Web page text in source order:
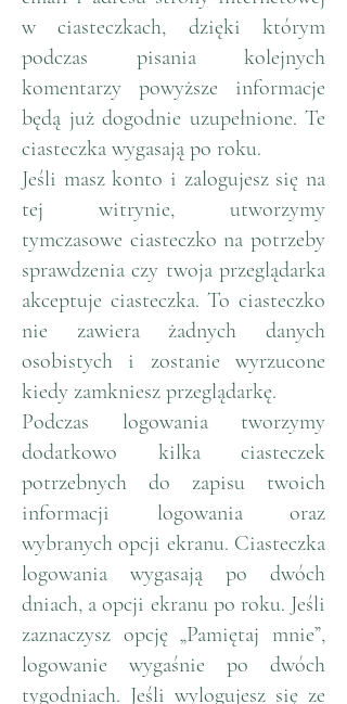
w ciasteczkach, dzięki którym
podczas pisania kolejnych
komentarzy powyższe informacje
będą już dogodnie uzupełnione. Te
ciasteczka wygasają po roku.
Jeśli masz konto i zalogujesz się na
tej witrynie, utworzymy
tymczasowe ciasteczko na potrzeby
sprawdzenia czy twoja przeglądarka
akceptuje ciasteczka. To ciasteczko
nie zawiera żadnych danych
osobistych i zostanie wyrzucone
kiedy zamkniesz przeglądarkę.
Podczas logowania tworzymy
dodatkowo kilka ciasteczek
potrzebnych do zapisu twoich
informacji logowania oraz
wybranych opcji ekranu. Ciasteczka
logowania wygasają po dwóch
dniach, a opcji ekranu po roku. Jeśli
zaznaczysz opcję „Pamiętaj mnie”,
logowanie wygaśnie po dwóch
tygodniach. Jeśli wylogujesz się ze